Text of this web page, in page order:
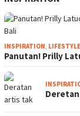
INSPIRATION, LIFESTYLE
Panutan! Prilly